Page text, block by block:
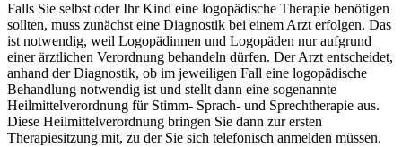
Falls Sie selbst oder Ihr Kind eine logopädische Therapie benötigen
sollten, muss zunächst eine Diagnostik bei einem Arzt erfolgen. Das
ist notwendig, weil Logopädinnen und Logopäden nur aufgrund
einer ärztlichen Verordnung behandeln dürfen. Der Arzt entscheidet,
anhand der Diagnostik, ob im jeweiligen Fall eine logopädische
Behandlung notwendig ist und stellt dann eine sogenannte
Heilmittelverordnung für Stimm- Sprach- und Sprechtherapie aus.
Diese Heilmittelverordnung bringen Sie dann zur ersten
Therapiesitzung mit, zu der Sie sich telefonisch anmelden müssen.